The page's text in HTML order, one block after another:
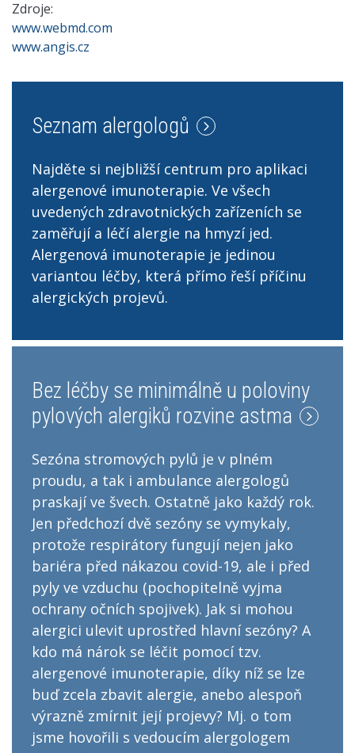
Zdroje:
www.webmd.com
www.angis.cz
Seznam alergologů
Najděte si nejbližší centrum pro aplikaci
alergenové imunoterapie. Ve všech
uvedených zdravotnických zařízeních se
zaměřují a léčí alergie na hmyzí jed.
Alergenová imunoterapie je jedinou
variantou léčby, která přímo řeší příčinu
alergických projevů.
Bez léčby se minimálně u poloviny
pylových alergiků rozvine astma
Sezóna stromových pylů je v plném
proudu, a tak i ambulance alergologů
praskají ve švech. Ostatně jako každý rok.
Jen předchozí dvě sezóny se vymykaly,
protože respirátory fungují nejen jako
bariéra před nákazou covid-19, ale i před
pyly ve vzduchu (pochopitelně vyjma
ochrany očních spojivek). Jak si mohou
alergici ulevit uprostřed hlavní sezóny? A
kdo má nárok se léčit pomocí tzv.
alergenové imunoterapie, díky níž se lze
buď zcela zbavit alergie, anebo alespoň
výrazně zmírnit její projevy? Mj. o tom
jsme hovořili s vedoucím alergologem